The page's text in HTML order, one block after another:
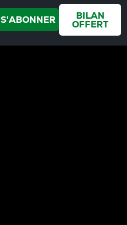
S'ABONNER BILAN
OFFERT